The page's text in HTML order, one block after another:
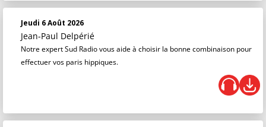
Jeudi 6 Août 2026
Jean-Paul Delpérié
Notre expert Sud Radio vous aide à choisir la bonne combinaison pour
effectuer vos paris hippiques.